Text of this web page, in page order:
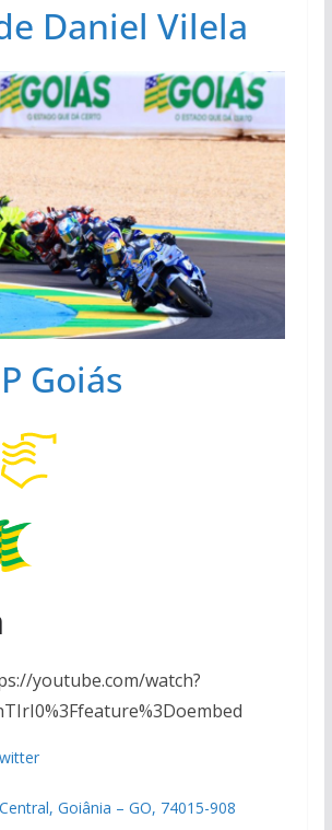
Daniel Vilela
Goiás
youtube.com/watch?
Goiânia – GO, 74015-908